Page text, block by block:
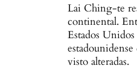
Lai Ching-te
continental.
Estados
visto alteradas.